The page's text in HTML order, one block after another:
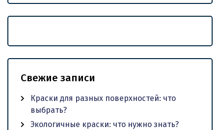
Свежие записи
Краски для разных поверхностей: что
выбрать?
Экологичные краски: что нужно знать?